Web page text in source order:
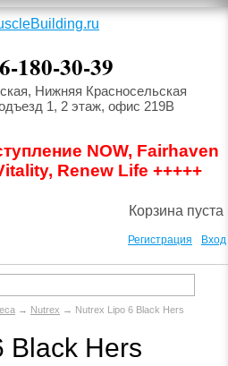
180-30-39
Нижняя Красносельская
1, 2 этаж, офис 219В
NOW, Fairhaven
Renew Life +++++
Корзина пуста
Регистрация Вход
→ Nutrex → Nutrex Lipo 6 Black Hers
Black Hers